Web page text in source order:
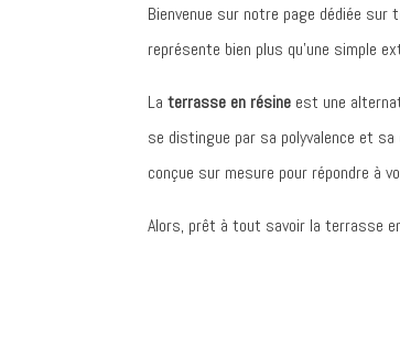
Bienvenue sur notre page dédiée sur
représente bien plus qu’une simple
Laterrasse en résine est une
se distingue par sa polyvalence et
conçue sur mesure pour répondre à
Alors, prêt à tout savoir la terrasse